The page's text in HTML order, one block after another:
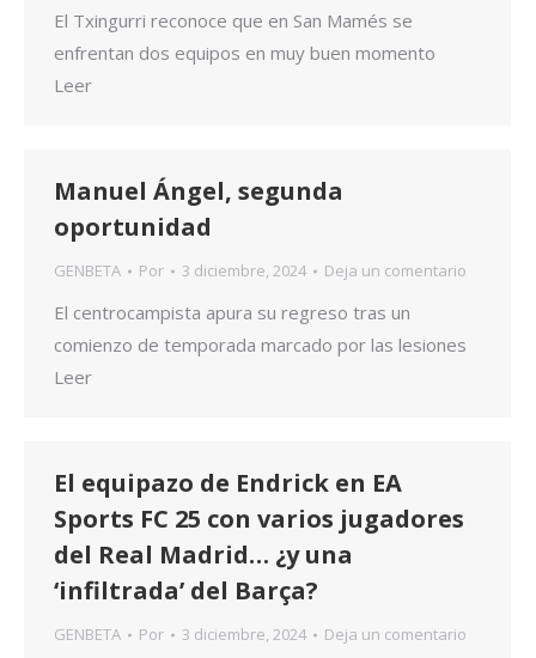
El Txingurri reconoce que en San Mamés se
enfrentan dos equipos en muy buen momento
Leer
Manuel Ángel, segunda
oportunidad
GENBETA Por 3 diciembre, 2024 Deja un comentario
El centrocampista apura su regreso tras un
comienzo de temporada marcado por las lesiones
Leer
El equipazo de Endrick en EA
Sports FC 25 con varios jugadores
del Real Madrid… ¿y una
‘infiltrada’ del Barça?
GENBETA Por 3 diciembre, 2024 Deja un comentario